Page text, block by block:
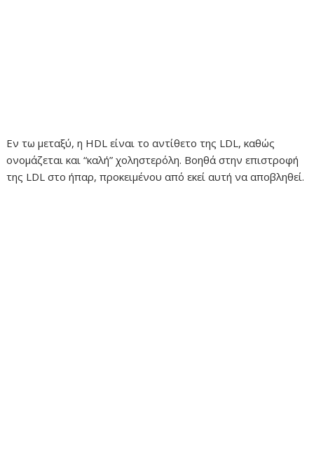
Εν τω μεταξύ, η HDL είναι το αντίθετο της LDL, καθώς
ονομάζεται και “καλή” χοληστερόλη. Βοηθά στην επιστροφή
της LDL στο ήπαρ, προκειμένου από εκεί αυτή να αποβληθεί.